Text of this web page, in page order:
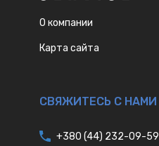
О компании
Карта сайта
СВЯЖИТЕСЬ С НАМИ
+380 (44) 232-09-59